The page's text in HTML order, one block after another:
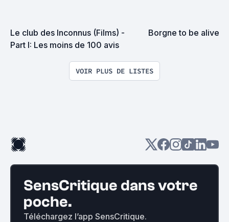
Le club des Inconnus (Films) -
Part I: Les moins de 100 avis
Borgne to be alive
VOIR PLUS DE LISTES
SensCritique dans votre
poche.
Téléchargez l’app SensCritique.